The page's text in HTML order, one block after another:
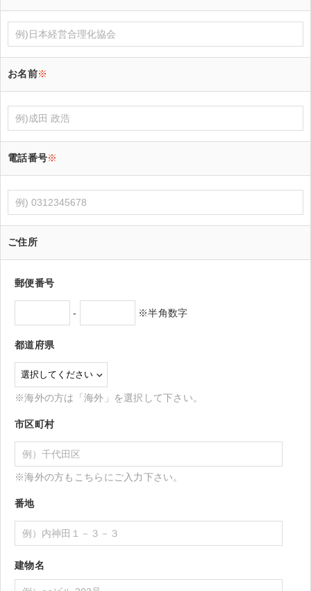
お名前※
電話番号※
ご住所
郵便番号
- ※半角数字
都道府県
※海外の方は「海外」を選択して下さい。
市区町村
※海外の方もこちらにご入力下さい。
番地
建物名